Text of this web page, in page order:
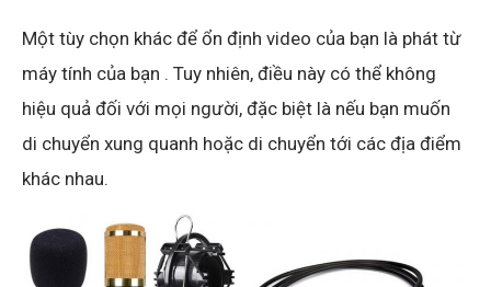
Một tùy chọn khác để ổn định video của bạn là phát từ
máy tính của bạn . Tuy nhiên, điều này có thể không
hiệu quả đối với mọi người, đặc biệt là nếu bạn muốn
di chuyển xung quanh hoặc di chuyển tới các địa điểm
khác nhau.